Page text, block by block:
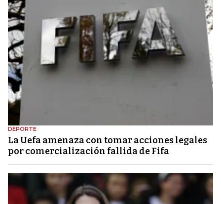
DEPORTE
La Uefa amenaza con tomar acciones legales
por comercialización fallida de Fifa